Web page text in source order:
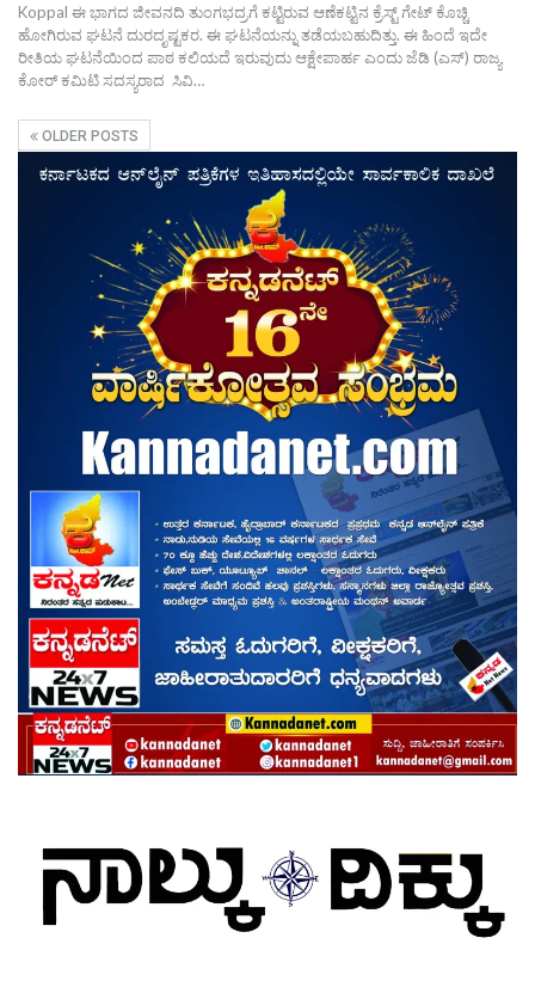
Koppal ಈ ಭಾಗದ ಜೀವನದಿ ತುಂಗಭದ್ರಗೆ ಕಟ್ಟಿರುವ ಆಣೆಕಟ್ಟಿನ ಕ್ರೆಸ್ಟ್ ಗೇಟ್ ಕೊಚ್ಚಿ
ಹೋಗಿರುವ ಘಟನೆ ದುರದೃಷ್ಟಕರ. ಈ ಘಟನೆಯನ್ನು ತಡೆಯಬಹುದಿತ್ತು. ಈ ಹಿಂದೆ ಇದೇ
ರೀತಿಯ ಘಟನೆಯಿಂದ ಪಾಠ ಕಲಿಯದೆ ಇರುವುದು ಆಕ್ಷೇಪಾರ್ಹ ಎಂದು ಜೆಡಿ (ಎಸ್) ರಾಜ್ಯ
ಕೋರ್ ಕಮಿಟಿ ಸದಸ್ಯರಾದ ಸಿವಿ…
OLDER POSTS